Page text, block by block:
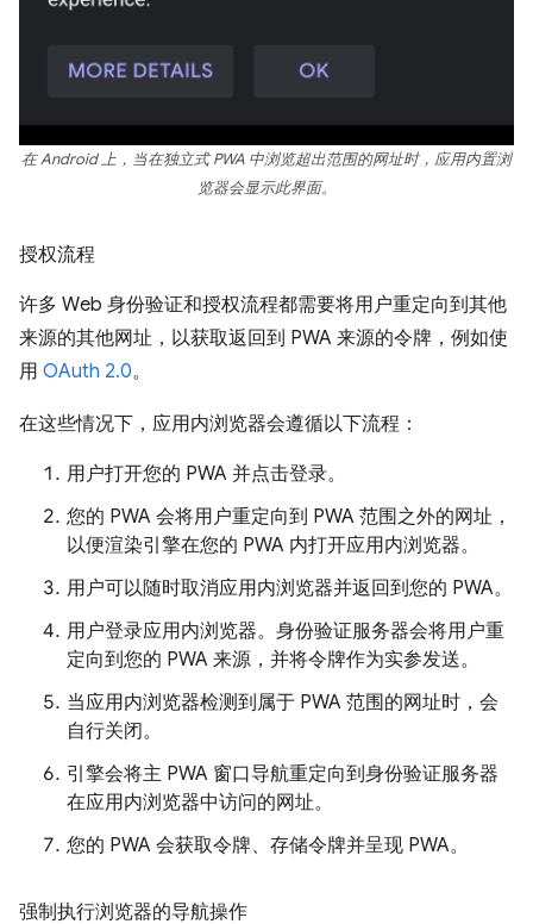
在 Android 上，当在独立式 PWA 中浏览超出范围的网址时，应用内置浏
览器会显示此界面。
授权流程
许多 Web 身份验证和授权流程都需要将用户重定向到其他
来源的其他网址，以获取返回到 PWA 来源的令牌，例如使
用 OAuth 2.0。
在这些情况下，应用内浏览器会遵循以下流程：
用户打开您的 PWA 并点击登录。
您的 PWA 会将用户重定向到 PWA 范围之外的网址，
以便渲染引擎在您的 PWA 内打开应用内浏览器。
用户可以随时取消应用内浏览器并返回到您的 PWA。
用户登录应用内浏览器。身份验证服务器会将用户重
定向到您的 PWA 来源，并将令牌作为实参发送。
当应用内浏览器检测到属于 PWA 范围的网址时，会
自行关闭。
引擎会将主 PWA 窗口导航重定向到身份验证服务器
在应用内浏览器中访问的网址。
您的 PWA 会获取令牌、存储令牌并呈现 PWA。
强制执行浏览器的导航操作